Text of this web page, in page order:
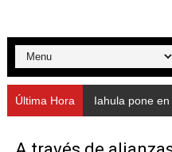
Nevado Gas optimiza
Balance semestral
Plan Vacacional
Última Hora Iahula pone en marcha